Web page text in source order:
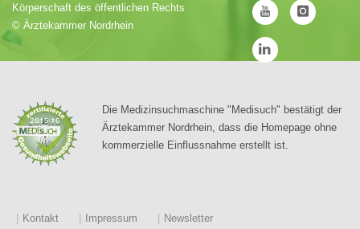
Körperschaft des öffentlichen Rechts
© Ärztekammer Nordrhein
Die Medizinsuchmaschine "Medisuch" bestätigt der
Ärztekammer Nordrhein, dass die Homepage ohne
kommerzielle Einflussnahme erstellt ist.
Kontakt Impressum Newsletter